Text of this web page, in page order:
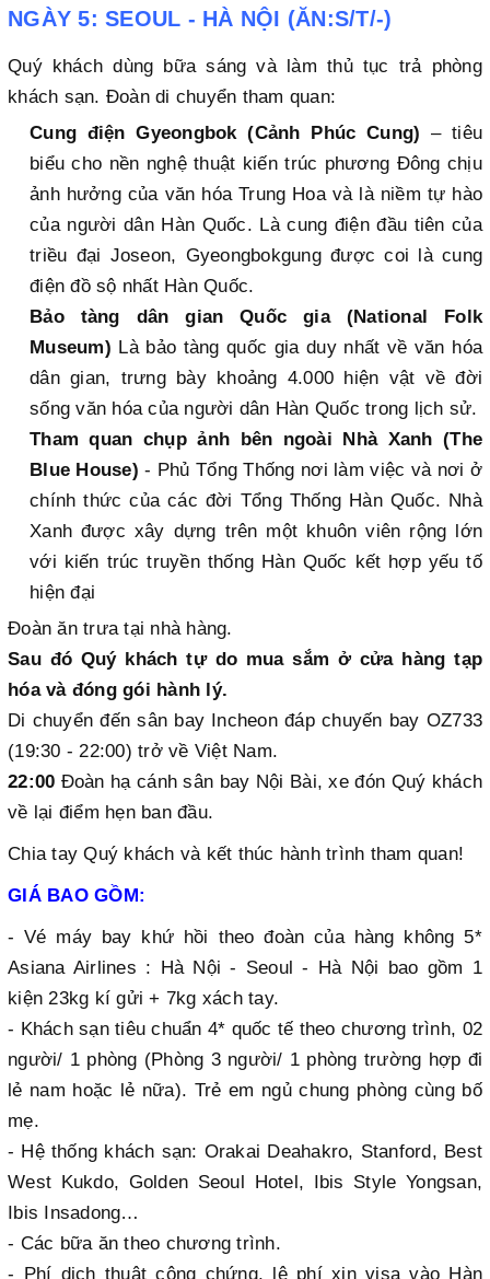
NGÀY 5: SEOUL - HÀ NỘI (ĂN:S/T/-)
Quý khách dùng bữa sáng và làm thủ tục trả phòng
khách sạn. Đoàn di chuyển tham quan:
Cung điện Gyeongbok (Cảnh Phúc Cung) – tiêu
biểu cho nền nghệ thuật kiến trúc phương Đông chịu
ảnh hưởng của văn hóa Trung Hoa và là niềm tự hào
của người dân Hàn Quốc. Là cung điện đầu tiên của
triều đại Joseon, Gyeongbokgung được coi là cung
điện đồ sộ nhất Hàn Quốc.
Bảo tàng dân gian Quốc gia (National Folk
Museum) Là bảo tàng quốc gia duy nhất về văn hóa
dân gian, trưng bày khoảng 4.000 hiện vật về đời
sống văn hóa của người dân Hàn Quốc trong lịch sử.
Tham quan chụp ảnh bên ngoài Nhà Xanh (The
Blue House)- Phủ Tổng Thống nơi làm việc và nơi ở
chính thức của các đời Tổng Thống Hàn Quốc. Nhà
Xanh được xây dựng trên một khuôn viên rộng lớn
với kiến trúc truyền thống Hàn Quốc kết hợp yếu tố
hiện đại
Đoàn ăn trưa tại nhà hàng.
Sau đó Quý khách tự do mua sắm ở cửa hàng tạp
hóa và đóng gói hành lý.
Di chuyển đến sân bay Incheon đáp chuyến bay OZ733
(19:30 - 22:00) trở về Việt Nam.
22:00 Đoàn hạ cánh sân bay Nội Bài, xe đón Quý khách
về lại điểm hẹn ban đầu.
Chia tay Quý khách và kết thúc hành trình tham quan!
GIÁ BAO GỒM:
- Vé máy bay khứ hồi theo đoàn của hàng không 5*
Asiana Airlines : Hà Nội - Seoul - Hà Nội bao gồm 1
kiện 23kg kí gửi + 7kg xách tay.
- Khách sạn tiêu chuẩn 4* quốc tế theo chương trình, 02
người/ 1 phòng (Phòng 3 người/ 1 phòng trường hợp đi
lẻ nam hoặc lẻ nữa). Trẻ em ngủ chung phòng cùng bố
mẹ.
- Hệ thống khách sạn: Orakai Deahakro, Stanford, Best
West Kukdo, Golden Seoul Hotel, Ibis Style Yongsan,
Ibis Insadong…
- Các bữa ăn theo chương trình.
- Phí dịch thuật công chứng, lệ phí xin visa vào Hàn